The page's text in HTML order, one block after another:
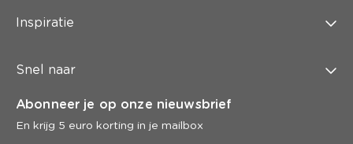
Inspiratie
Snel naar
Abonneer je op onze nieuwsbrief
En krijg 5 euro korting in je mailbox